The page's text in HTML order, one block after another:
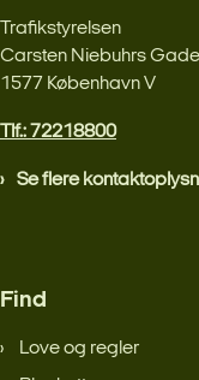
Trafikstyrelsen
Carsten Niebuhrs
1577 København V
Tlf.: 72218800
Se flere
Find
Love og regler